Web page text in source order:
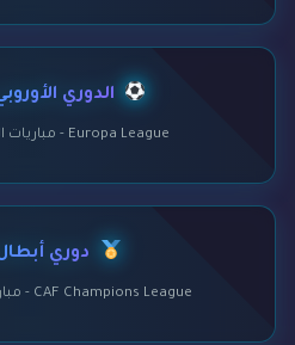
الدوري
Europa League - مباريات الدوري الأوروبي HD
دوري
CAF Champions League - مباريات أفريقيا بث مباشر